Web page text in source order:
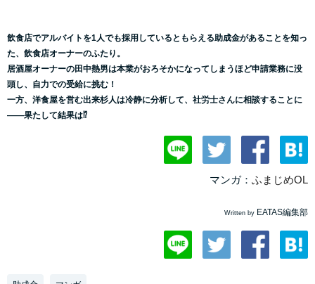
飲食店でアルバイトを1人でも採用しているともらえる助成金があることを知っ
た、飲食店オーナーのふたり。
居酒屋オーナーの田中熱男は本業がおろそかになってしまうほど申請業務に没
頭し、自力での受給に挑む！
一方、洋食屋を営む出来杉人は冷静に分析して、社労士さんに相談することに
——果たして結果は⁉
マンガ： ふまじめOL
Written by EATAS編集部